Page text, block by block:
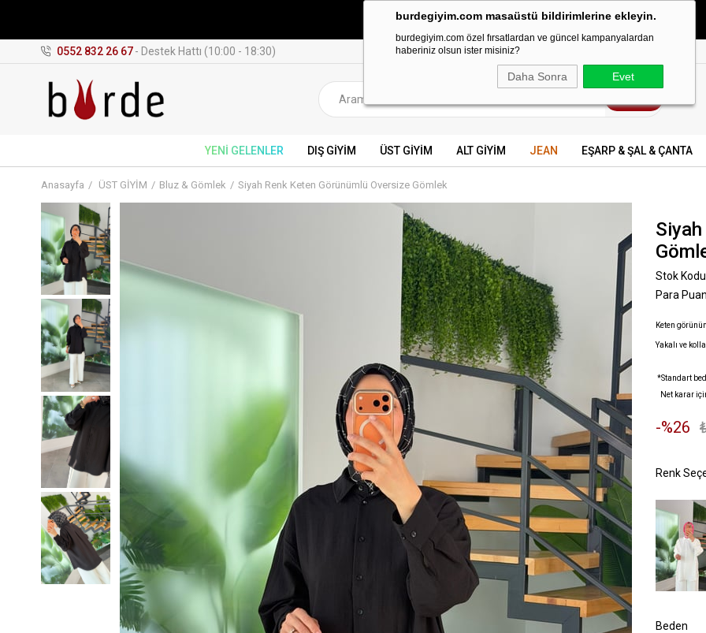
burdegiyim.com masaüstü bildirimlerine ekleyin.
burdegiyim.com özel fırsatlardan ve güncel kampanyalardan
haberiniz olsun ister misiniz?
Daha Sonra Evet
499 TL ve üzeri KARGO BEDAVA
0552 832 26 67- Destek Hattı (10:00 - 18:30)
YENİ GELENLER DIŞ GİYİM ÜST GİYİM ALT GİYİM JEAN EŞARP & ŞAL & ÇANTA
Anasayfa ÜST GİYİM Bluz & Gömlek Siyah Renk Keten Görünümlü Oversize Gömlek
Stok Kodu
Para Puan
Keten
Yakalı ve
*Standart
Net karar
26
Beden